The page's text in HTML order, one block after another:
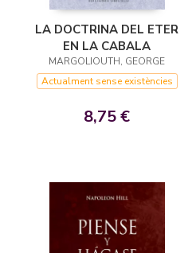
LA DOCTRINA DEL ETER
EN LA CABALA
MARGOLIOUTH, GEORGE
Actualment sense existències
8,75 €